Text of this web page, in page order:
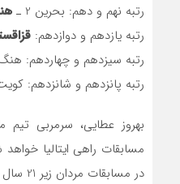
رتبه نهم و دهم: بحرین 2 ـ
رتبه یازدهم و دوازدهم:
رتبه سیزدهم و چهاردهم:
رتبه پانزدهم و شانزدهم:
بهروز عطایی، سرمربی تیم
مسابقات راهی ایتالیا
در مسابقات مردان زیر 21 سال جهان را به‌عهده بگیرد.